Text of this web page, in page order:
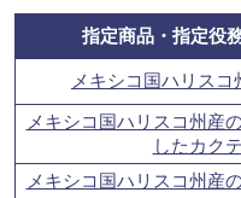
指定商品・指定役
メキシコ国ハリスコ
メキシコ国ハリスコ州産
したカク
メキシコ国ハリスコ州産